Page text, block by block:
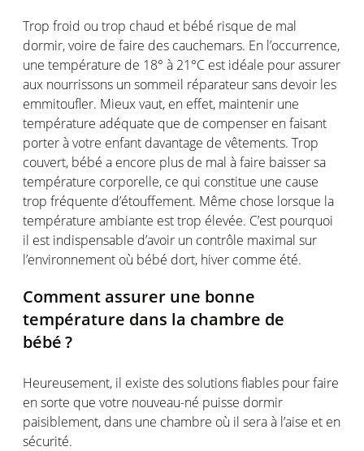
Trop froid ou trop chaud et bébé risque de mal
dormir,voire de faire des cauchemars. En l’occurrence,
une température de 18° à 21°C est idéale pour assurer
aux nourrissons unsommeil réparateursans devoir les
emmitoufler. Mieuxvaut, en effet, maintenir une
température adéquate que de compenser enfaisant
porter àvotre enfant davantage de vêtements. Trop
couvert, bébé a encore plus de mal à faire baissersa
température corporelle, ce qui constitue une cause
trop fréquente d’étouffement. Même chose lorsque la
température ambiante esttrop élevée. C’est pourquoi
il est indispensable d’avoir un contrôle maximal sur
l’environnement où bébé dort, hiver comme été.
Comment assurer une bonne
température dans la chambre de
bébé?
Heureusement, il existe des solutionsfiables pour faire
ensorte que votre nouveau-né puisse dormir
paisiblement, dans une chambre où il sera à l’aise et en
sécurité.